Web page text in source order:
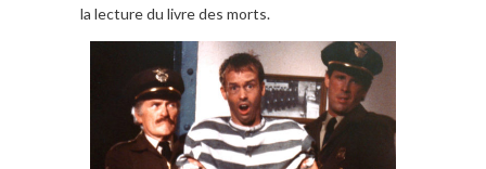
la lecture du livre des morts.